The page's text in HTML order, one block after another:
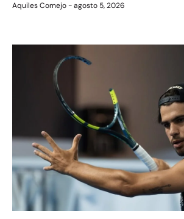
Aquiles Cornejo agosto 5, 2026